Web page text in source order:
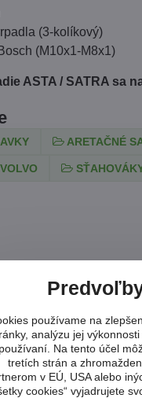
(3-kolíkový)
(M10x1-M8x1)
ASTA / SATRA
ARETAČNÉ
používame na
analýzu jej
používaní. Na tento účel
tretích strán a
v EÚ, USA alebo
cookies“ vyjadrujete